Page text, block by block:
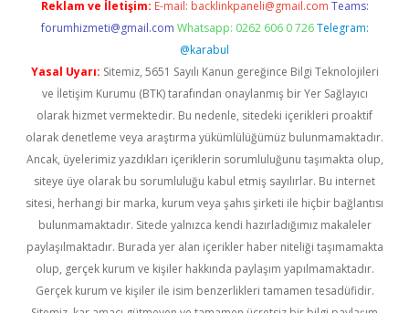
Reklam ve İletişim: E-mail: backlinkpaneli@gmail.com Teams:
forumhizmeti@gmail.com Whatsapp: 0262 606 0 726 Telegram:
@karabul
Yasal Uyarı: Sitemiz, 5651 Sayılı Kanun gereğince Bilgi Teknolojileri
ve İletişim Kurumu (BTK) tarafından onaylanmış bir Yer Sağlayıcı
olarak hizmet vermektedir. Bu nedenle, sitedeki içerikleri proaktif
olarak denetleme veya araştırma yükümlülüğümüz bulunmamaktadır.
Ancak, üyelerimiz yazdıkları içeriklerin sorumluluğunu taşımakta olup,
siteye üye olarak bu sorumluluğu kabul etmiş sayılırlar. Bu internet
sitesi, herhangi bir marka, kurum veya şahıs şirketi ile hiçbir bağlantısı
bulunmamaktadır. Sitede yalnızca kendi hazırladığımız makaleler
paylaşılmaktadır. Burada yer alan içerikler haber niteliği taşımamakta
olup, gerçek kurum ve kişiler hakkında paylaşım yapılmamaktadır.
Gerçek kurum ve kişiler ile isim benzerlikleri tamamen tesadüfidir.